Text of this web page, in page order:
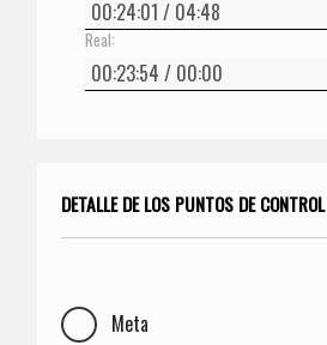
Real:
DETALLE DE LOS PUNTOS DE CONTROL
Meta